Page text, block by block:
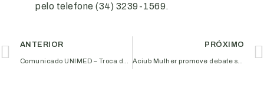
pelo telefone (34) 3239-1569.
ANTERIOR PRÓXIMO